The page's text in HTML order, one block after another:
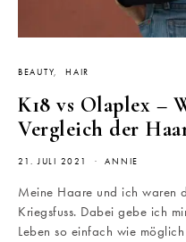
BEAUTY HAIR
K18 vs Olaplex –
Vergleich der
21. JULI 2021 ANNIE
Meine Haare und ich waren
Kriegsfuss. Dabei gebe ich
Leben so einfach wie